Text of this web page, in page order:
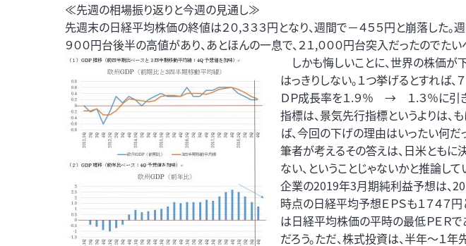
≪先週の相場振り返りと今週の見通し≫
先週末の日経平均株価の終値は２０,３３３円となり、週間で－４５５円と崩落した。週
９００円台後半の高値があり、あとほんの一息で、２１,０００円台突入だったのでた
しかも悔しいことに、世界の株価が
はっきりしない。１つ挙げるとすれば
ＤＰ成長率を１.９％ → １.３％に引き
指標は、景気先行指標というよりは、
ば、今回の下げの理由はいったい何だ
筆者が考えるその答えは、日米とも
ない、ということじゃないかと推論し
企業の2019年3月期純利益予想は、
時点の日経平均予想ＥＰＳも１７４７
は日経平均株価の平時の最低ＰＥＲで
だろう。ただ、株式投資は、半年～１